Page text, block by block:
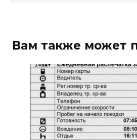
Вам также может